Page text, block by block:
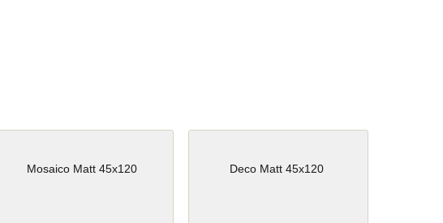
Mosaico Matt 45x120 Deco Matt 45x120